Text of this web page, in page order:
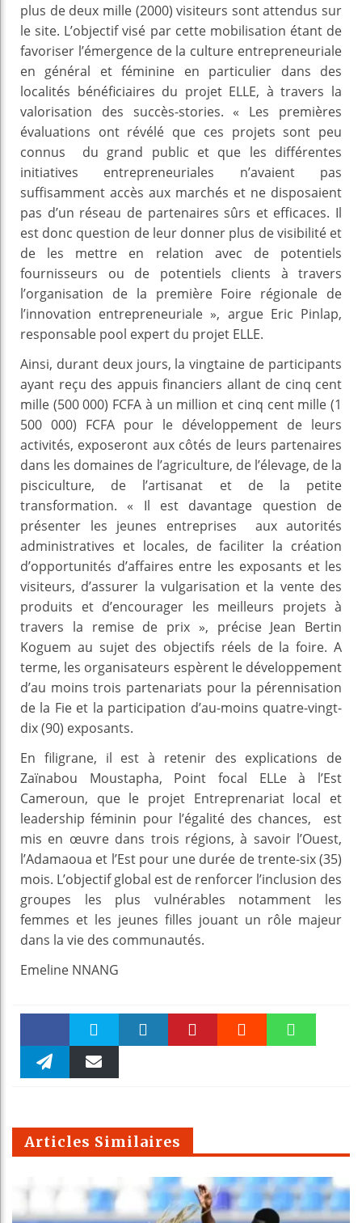
plus de deux mille (2000) visiteurs sont attendus sur
le site. L’objectif visé par cette mobilisation étant de
favoriser l’émergence de la culture entrepreneuriale
en général et féminine en particulier dans des
localités bénéficiaires du projet ELLE, à travers la
valorisation des succès-stories. « Les premières
évaluations ont révélé que ces projets sont peu
connus du grand public et que les différentes
initiatives entrepreneuriales n’avaient pas
suffisamment accès aux marchés et ne disposaient
pas d’un réseau de partenaires sûrs et efficaces. Il
est donc question de leur donner plus de visibilité et
de les mettre en relation avec de potentiels
fournisseurs ou de potentiels clients à travers
l’organisation de la première Foire régionale de
l’innovation entrepreneuriale », argue Eric Pinlap,
responsable pool expert du projet ELLE.
Ainsi, durant deux jours, la vingtaine de participants
ayant reçu des appuis financiers allant de cinq cent
mille (500 000) FCFA à un million et cinq cent mille (1
500 000) FCFA pour le développement de leurs
activités, exposeront aux côtés de leurs partenaires
dans les domaines de l’agriculture, de l’élevage, de la
pisciculture, de l’artisanat et de la petite
transformation. « Il est davantage question de
présenter les jeunes entreprises aux autorités
administratives et locales, de faciliter la création
d’opportunités d’affaires entre les exposants et les
visiteurs, d’assurer la vulgarisation et la vente des
produits et d’encourager les meilleurs projets à
travers la remise de prix », précise Jean Bertin
Koguem au sujet des objectifs réels de la foire. A
terme, les organisateurs espèrent le développement
d’au moins trois partenariats pour la pérennisation
de la Fie et la participation d’au-moins quatre-vingt-
dix (90) exposants.
En filigrane, il est à retenir des explications de
Zaïnabou Moustapha, Point focal ELLe à l’Est
Cameroun, que le projet Entreprenariat local et
leadership féminin pour l’égalité des chances, est
mis en œuvre dans trois régions, à savoir l’Ouest,
l’Adamaoua et l’Est pour une durée de trente-six (35)
mois. L’objectif global est de renforcer l’inclusion des
groupes les plus vulnérables notamment les
femmes et les jeunes filles jouant un rôle majeur
dans la vie des communautés.
Emeline NNANG
Faceboo Twitter
m
Articles Similaires